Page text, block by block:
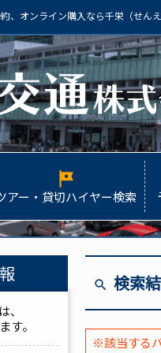
、オンライン購入なら千栄（せん
tour
アー・貸切ハイヤー検索
、
す。
search 検索
※該当する